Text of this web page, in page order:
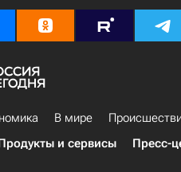
В мире
и сервисы Пресс-